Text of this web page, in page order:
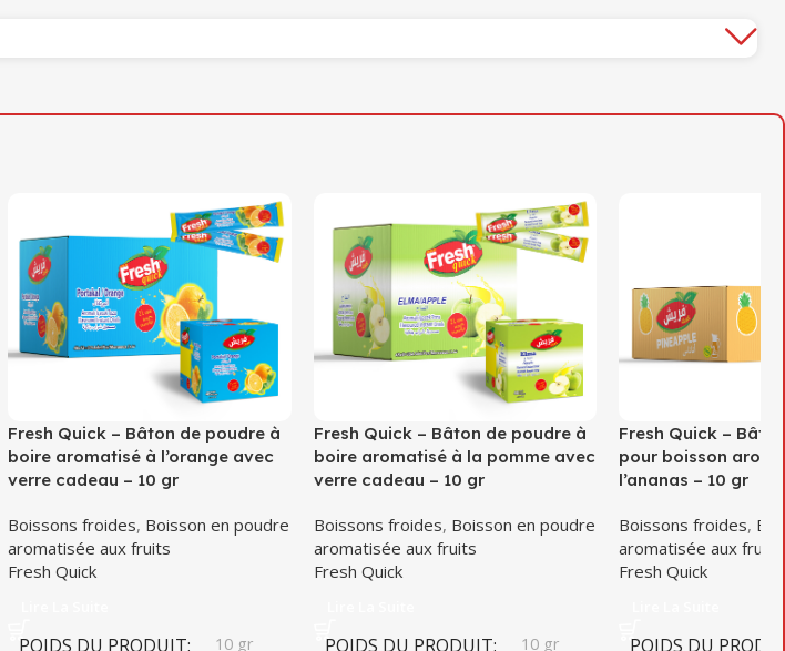
Fresh Quick – Bâton de poudre à
boire aromatisé à l’orange avec
verre cadeau – 10 gr
Boissons froides, Boisson en poudre
aromatisée aux fruits
Fresh Quick
POIDS DU PRODUIT 10 gr
Fresh Quick – Bâton de poudre à
boire aromatisé à la pomme avec
verre cadeau – 10 gr
Boissons froides, Boisson en poudre
aromatisée aux fruits
Fresh Quick
POIDS DU PRODUIT 10 gr
Fresh Quick –
pour boisson
l’ananas – 10 gr
Boissons froides,
aromatisée aux fruits
Fresh Quick
POIDS DU